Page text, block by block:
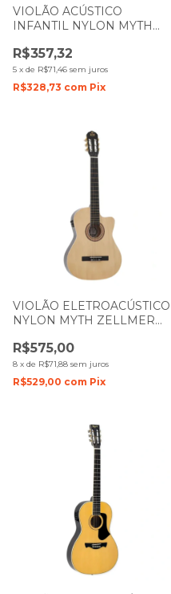
VIOLÃO ACÚSTICO
INFANTIL NYLON MYTH
NATURAL 1015
R$357,32
5 x de R$71,46 sem juros
R$328,73 com Pix
VIOLÃO ELETROACÚSTICO
NYLON MYTH ZELLMER
EQ03LCD BASE NATURAL
DARK BROWN 1587
R$575,00
8 x de R$71,88 sem juros
R$529,00 com Pix